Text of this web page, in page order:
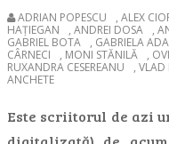
ADRIAN POPESCU , ALEX
HAȚIEGAN
, ANDREI DOSA ,
GABRIEL BOTA
, GABRIELA
CÂRNECI
, MONI STĂNILĂ ,
RUXANDRA CESEREANU
, VLAD
ANCHETE
Este scriitorul de azi